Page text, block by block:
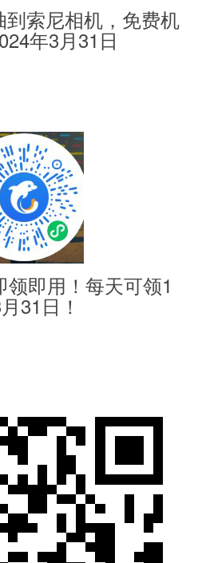
索尼相机，免费机
年3月31日
即用！每天可领1
31日！